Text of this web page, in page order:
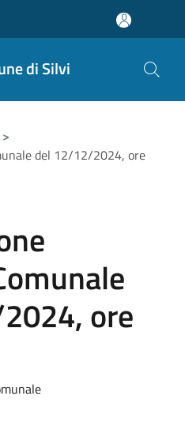
di Silvi
>
del 12/12/2024, ore
ore